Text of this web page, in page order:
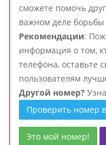
сможете помочь
важном деле
Рекомендации:
информация о том,
телефона, оставьте
пользователям
Другой номер?
Проверить номер
Это мой номер!